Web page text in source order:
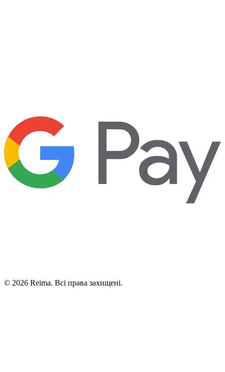
© 2026 Reima. Всі права захищені.